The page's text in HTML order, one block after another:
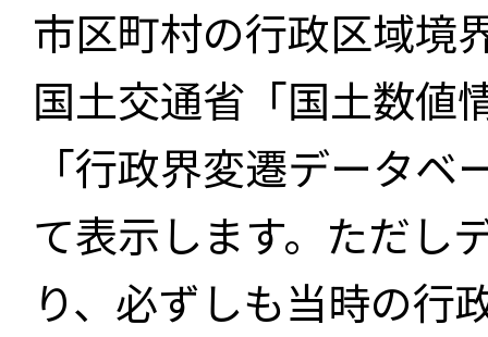
市区町村の行政区域境
国土交通省「国土数値
「行政界変遷データ
て表示します。ただし
り、必ずしも当時の行